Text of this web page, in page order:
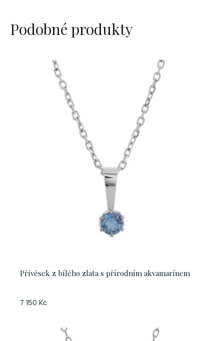
Podobné produkty
Přívěsek z bílého zlata s přírodním akvamarínem
7 150 Kč